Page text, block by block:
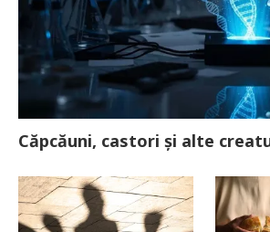
Căpcăuni, castori și alte